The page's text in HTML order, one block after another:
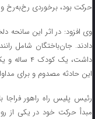
حرکت بود، برخوردی رخ‌به‌رخ
این حادثه مصدوم و برای
مبدأ حرکت خود در یکی از